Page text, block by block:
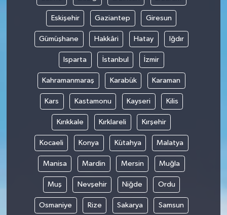
Eskişehir Gaziantep Giresun
Gümüşhane Hakkâri Hatay Iğdır
Isparta İstanbul İzmir
Kahramanmaraş Karabük Karaman
Kars Kastamonu Kayseri Kilis
Kırıkkale Kırklareli Kırşehir
Kocaeli Konya Kütahya Malatya
Manisa Mardin Mersin Muğla
Muş Nevşehir Niğde Ordu
Osmaniye Rize Sakarya Samsun